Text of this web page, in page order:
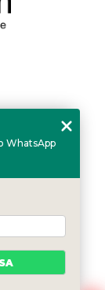
WhatsApp